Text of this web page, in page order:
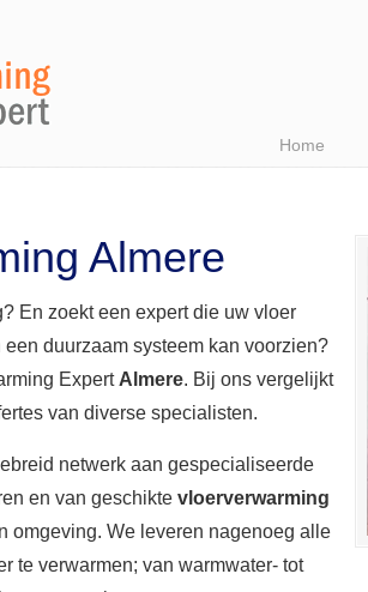
Home
Almere
En zoekt een expert die uw vloer
duurzaam systeem kan voorzien?
Expert Almere. Bij ons vergelijkt
van diverse specialisten.
netwerk aan gespecialiseerde
en van geschikte vloerverwarming
omgeving. We leveren nagenoeg alle
te verwarmen; van warmwater- tot